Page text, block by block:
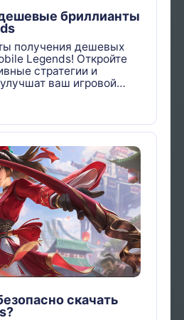
бриллианты
получения дешевых
Legends! Откройте
стратегии и
ваш игровой
скачать